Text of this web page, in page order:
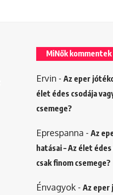
MiNők kommentek
Ervin - Az eper
élet édes csodája
csemege?
Eprespanna - Az
hatásai – Az élet
csak finom csemege?
Énvagyok- Az eper